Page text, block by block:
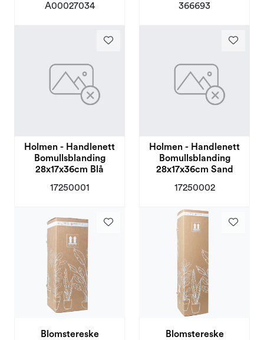
A00027034 366693
Holmen - Handlenett
Bomullsblanding
28x17x36cm Blå
17250001
Holmen - Handlenett
Bomullsblanding
28x17x36cm Sand
17250002
Blomstereske
Blomstereske